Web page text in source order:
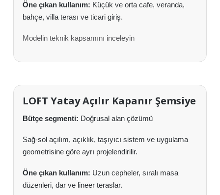
Öne çıkan kullanım: Küçük ve orta cafe, veranda,
bahçe, villa terası ve ticari giriş.
Modelin teknik kapsamını inceleyin
LOFT Yatay Açılır Kapanır Şemsiye
Bütçe segmenti: Doğrusal alan çözümü
Sağ-sol açılım, açıklık, taşıyıcı sistem ve uygulama
geometrisine göre ayrı projelendirilir.
Öne çıkan kullanım: Uzun cepheler, sıralı masa
düzenleri, dar ve lineer teraslar.